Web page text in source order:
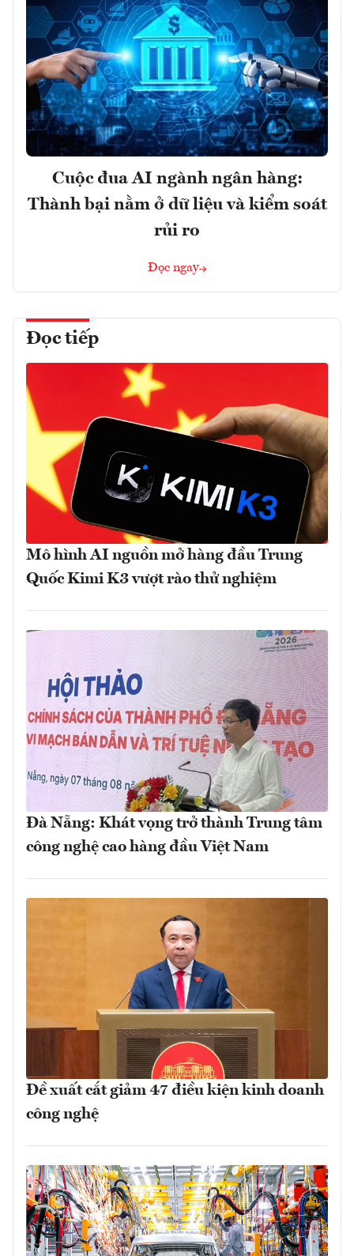
Cuộc đua AI ngành ngân hàng:
Thành bại nằm ở dữ liệu và kiểm soát
rủi ro
Đọc ngay
Đọc tiếp
Mô hình AI nguồn mở hàng đầu Trung
Quốc Kimi K3 vượt rào thử nghiệm
Đà Nẵng: Khát vọng trở thành Trung tâm
công nghệ cao hàng đầu Việt Nam
Đề xuất cắt giảm 47 điều kiện kinh doanh
công nghệ